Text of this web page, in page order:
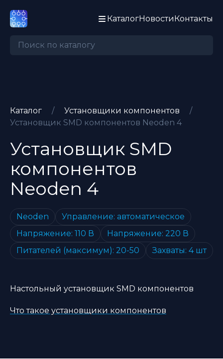
КаталогНовостиКонтакты
Каталог / Установщики компонентов
/
Установщик SMD компонентов Neoden 4
Установщик SMD
компонентов
Neoden 4
Neoden
Управление: автоматическое
Напряжение: 110 В
Напряжение: 220 В
Питателей (максимум): 20-50
Захваты: 4 шт
Настольный установщик SMD компонентов
Что такое установщики компонентов